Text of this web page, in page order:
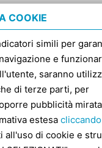
COOKIE
simili per
e
saranno
di terze parti, per
pubblicità
estesa
all'uso di cookie e